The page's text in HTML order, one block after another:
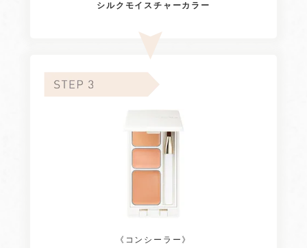
シルクモイスチャーカラー
《コンシーラー》